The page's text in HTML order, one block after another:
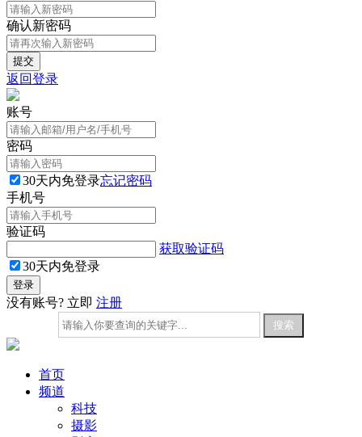
确认新密码
返回登录
账号
密码
30天内免登录忘记密码
手机号
验证码
获取验证码
30天内免登录
没有账号? 立即 注册
首页
频道
科技
摄影